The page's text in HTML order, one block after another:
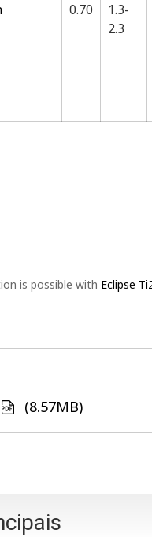
0.70
1.3-
2.3
is possible with Eclipse
(8.57MB)